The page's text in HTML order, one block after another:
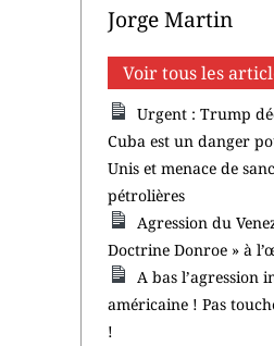
Jorge Martin
Voir tous les
Urgent : Trump
Cuba est un danger
Unis et menace de
pétrolières
Agression du
Doctrine Donroe » à
A bas l’agression
américaine ! Pas
!